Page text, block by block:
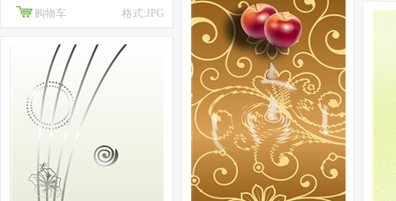
购物车
格式:JPG